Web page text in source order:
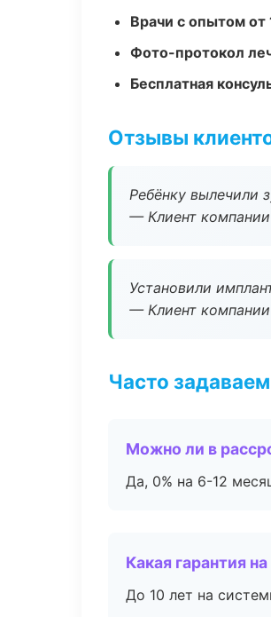
Врачи с опытом от
Фото-протокол
Бесплатная
Отзывы
Ребёнку вылечили
— Клиент компании
Установили
— Клиент компании
Часто
Можно ли в
Да, 0% на 6-12
Какая гарантия
До 10 лет на